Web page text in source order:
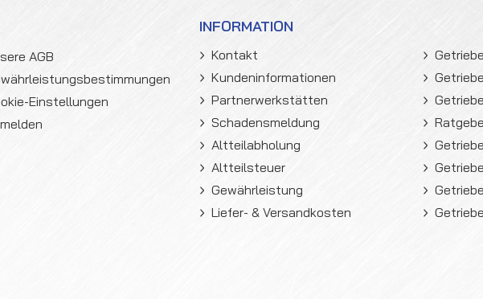
AGB
Einstellungen
INFORMATION
Kontakt
Kundeninformationen
Partnerwerkstätten
Schadensmeldung
Altteilabholung
Altteilsteuer
Gewährleistung
Liefer- & Versandkosten